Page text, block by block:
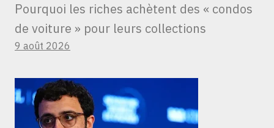
Pourquoi les riches achètent des « condos
de voiture » ​​pour leurs collections
9 août 2026